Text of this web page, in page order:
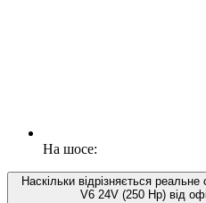
На шосе:
Наскільки відрізняється
V6 24V (250 Hp) від